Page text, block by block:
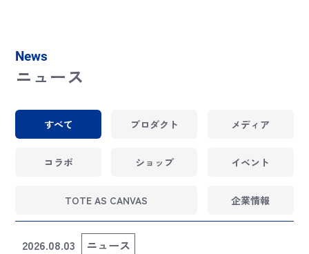
News
ニュース
すべて プロダクト メディア
コラボ ショップ イベント
TOTE AS CANVAS 企業情報
2026.08.03
ニュース